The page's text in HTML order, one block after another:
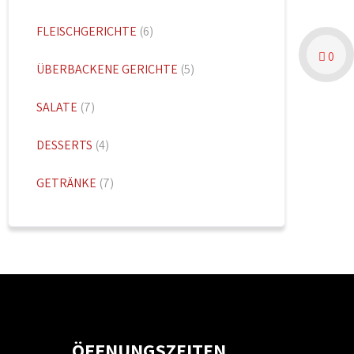
FLEISCHGERICHTE (6)
ÜBERBACKENE GERICHTE (5)
SALATE (7)
DESSERTS (4)
GETRÄNKE (7)
0